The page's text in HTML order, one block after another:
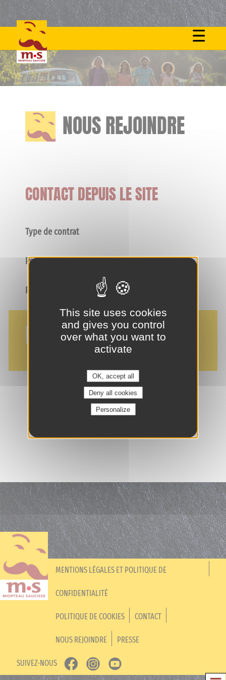
Skip
NOUS REJOINDRE
CONTACT DEPUIS LE SITE
Type de contrat
Poste
Profil
NOS AVANTAGES
je suis intéressé(e) !
MENTIONS LÉGALES ET POLITIQUE DE
CONFIDENTIALITÉ
POLITIQUE DE COOKIES CONTACT
NOUS REJOINDRE PRESSE
SUIVEZ-NOUS
This site uses cookies
and gives you control
over what you want to
activate
OK, accept all
Deny all cookies
Personalize